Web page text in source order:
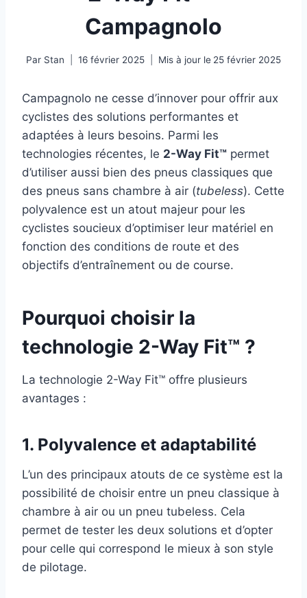
Campagnolo
Par Stan 16 février 2025 Mis à jour le 25 février 2025
Campagnolo ne cesse d’innover pour offrir aux
cyclistes des solutions performantes et
adaptées à leurs besoins. Parmi les
technologies récentes, le 2-Way Fit™ permet
d’utiliser aussi bien des pneus classiques que
des pneus sans chambre à air (tubeless). Cette
polyvalence est un atout majeur pour les
cyclistes soucieux d’optimiser leur matériel en
fonction des conditions de route et des
objectifs d’entraînement ou de course.
Pourquoi choisir la
technologie 2-Way Fit™ ?
La technologie 2-Way Fit™ offre plusieurs
avantages :
1. Polyvalence et adaptabilité
L’un des principaux atouts de ce système est la
possibilité de choisir entre un pneu classique à
chambre à air ou un pneu tubeless. Cela
permet de tester les deux solutions et d’opter
pour celle qui correspond le mieux à son style
de pilotage.